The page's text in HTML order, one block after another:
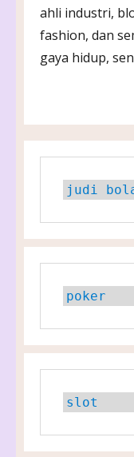
ahli industri,
fashion, dan
gaya hidup,
judi
poker
slot